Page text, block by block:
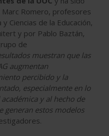
Romero, profesores
Ciencias de la Educación,
y por Pablo Baztán,
de
muestran que las
augmentan
percibido y la
especialmente en lo
y al hecho de
generan estos modelos